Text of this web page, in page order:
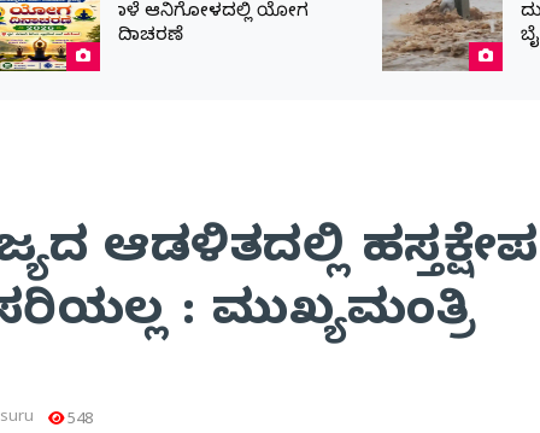
ನಾಳೆ ಆನಿಗೋಳದಲ್ಲಿ ಯೋಗ
ದಿನಾಚರಣೆ
ಆಡಳಿತದಲ್ಲಿ ಹಸ್ತಕ್ಷೇಪ
: ಮುಖ್ಯಮಂತ್ರಿ
548